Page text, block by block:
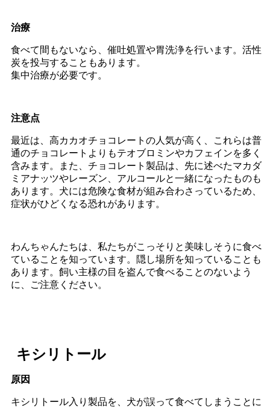
治療
食べて間もないなら、催吐処置や胃洗浄を行います。活性
炭を投与することもあります。
集中治療が必要です。
注意点
最近は、高カカオチョコレートの人気が高く、これらは普
通のチョコレートよりもテオブロミンやカフェインを多く
含みます。また、チョコレート製品は、先に述べたマカダ
ミアナッツやレーズン、アルコールと一緒になったものも
あります。犬には危険な食材が組み合わさっているため、
症状がひどくなる恐れがあります。
わんちゃんたちは、私たちがこっそりと美味しそうに食べ
ていることを知っています。隠し場所を知っていることも
あります。飼い主様の目を盗んで食べることのないよう
に、ご注意ください。
キシリトール
原因
キシリトール入り製品を、犬が誤って食べてしまうことに